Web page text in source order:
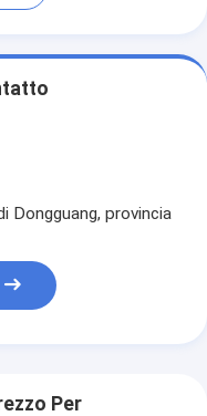
Dongguang, provincia
Per